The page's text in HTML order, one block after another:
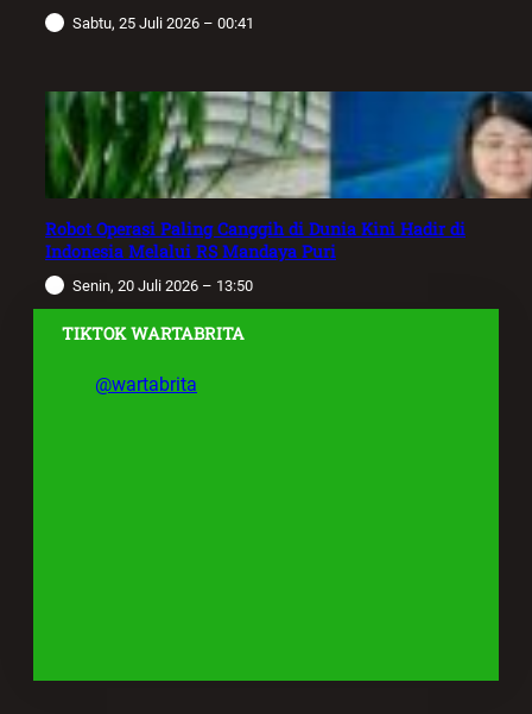
Sabtu, 25 Juli 2026 – 00:41
Robot Operasi Paling Canggih di Dunia Kini Hadir di
Indonesia Melalui RS Mandaya Puri
Senin, 20 Juli 2026 – 13:50
TIKTOK WARTABRITA
@wartabrita